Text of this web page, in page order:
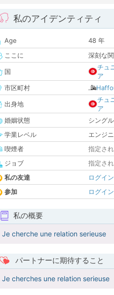
私のアイデンティティ
Age
48 年
ここに
深刻な
国
チュ
ア
市区町村
出身地
チュ
ア
婚姻状態
シングル
学業レベル
エンジ
喫煙者
指定さ
ジョブ
指定さ
私の友達
ログイン
参加
ログイン
私の概要
Je cherche une relation serieuse
パートナーに期待すること
Je cherches une relation serieuse